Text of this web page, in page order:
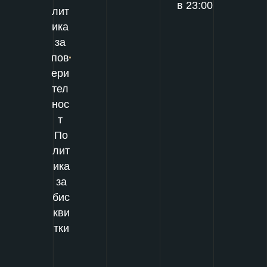
лит
ика
за
пов
ери
тел
нос
т
По
лит
ика
за
бис
кви
тки
в 23:00